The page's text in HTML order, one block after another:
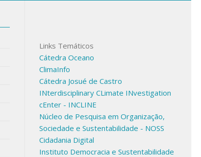
Links Temáticos
Cátedra Oceano
ClimaInfo
Cátedra Josué de Castro
INterdisciplinary CLimate INvestigation
cEnter - INCLINE
Núcleo de Pesquisa em Organização,
Sociedade e Sustentabilidade - NOSS
Cidadania Digital
Instituto Democracia e Sustentabilidade